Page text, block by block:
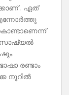
. ഏത്
സോഷ്യൽ
രണ്ടാം
നൂറിൽ